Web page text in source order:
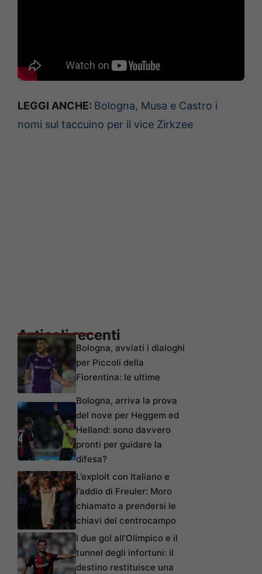
LEGGI ANCHE: Bologna, Musa e Castro i
nomi sul taccuino per il vice Zirkzee
Articoli recenti
Bologna, avviati i dialoghi
per Piccoli della
Fiorentina: le ultime
Bologna, arriva la prova
del nove per Heggem ed
Helland: sono davvero
pronti per guidare la
difesa?
L’exploit con Italiano e
l’addio di Freuler: Moro
chiamato a prendersi le
chiavi del centrocampo
I due gol all’Olimpico e il
tunnel degli infortuni: il
destino restituisce una